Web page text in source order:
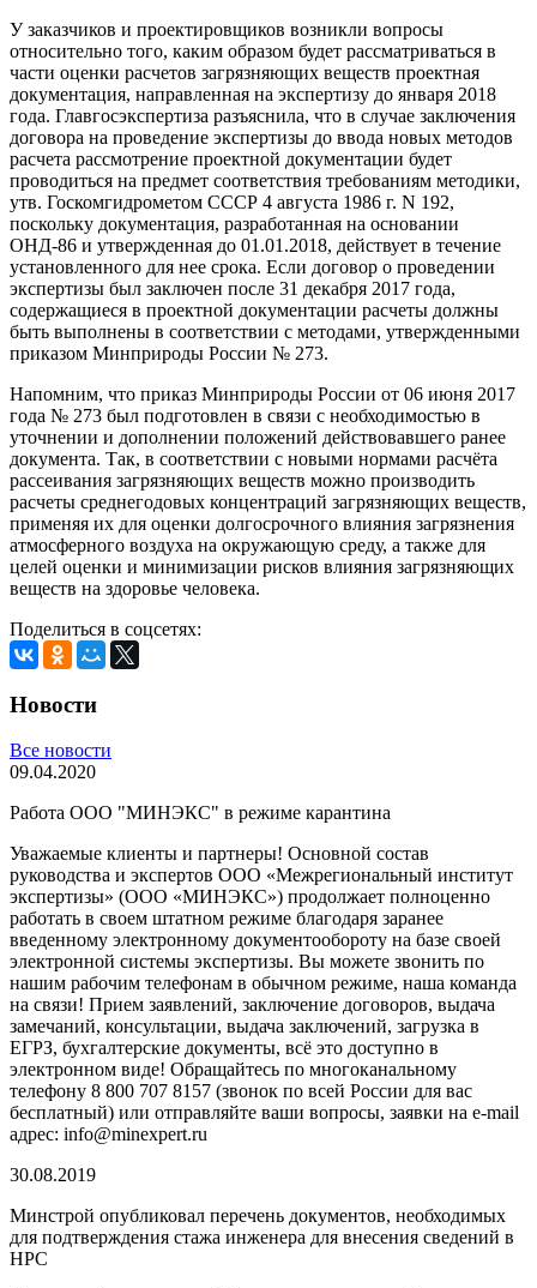
У заказчиков и проектировщиков возникли вопросы
относительно того, каким образом будет рассматриваться в
части оценки расчетов загрязняющих веществ проектная
документация, направленная на экспертизу до января 2018
года. Главгосэкспертиза разъяснила, что в случае заключения
договора на проведение экспертизы до ввода новых методов
расчета рассмотрение проектной документации будет
проводиться на предмет соответствия требованиям методики,
утв. Госкомгидрометом СССР 4 августа 1986 г. N 192,
поскольку документация, разработанная на основании
ОНД-86 и утвержденная до 01.01.2018, действует в течение
установленного для нее срока. Если договор о проведении
экспертизы был заключен после 31 декабря 2017 года,
содержащиеся в проектной документации расчеты должны
быть выполнены в соответствии с методами, утвержденными
приказом Минприроды России № 273.
Напомним, что приказ Минприроды России от 06 июня 2017
года № 273 был подготовлен в связи с необходимостью в
уточнении и дополнении положений действовавшего ранее
документа. Так, в соответствии с новыми нормами расчёта
рассеивания загрязняющих веществ можно производить
расчеты среднегодовых концентраций загрязняющих веществ,
применяя их для оценки долгосрочного влияния загрязнения
атмосферного воздуха на окружающую среду, а также для
целей оценки и минимизации рисков влияния загрязняющих
веществ на здоровье человека.
Поделиться в соцсетях:
Новости
Все новости
09.04.2020
Работа ООО "МИНЭКС" в режиме карантина
Уважаемые клиенты и партнеры! Основной состав
руководства и экспертов ООО «Межрегиональный институт
экспертизы» (ООО «МИНЭКС») продолжает полноценно
работать в своем штатном режиме благодаря заранее
введенному электронному документообороту на базе своей
электронной системы экспертизы. Вы можете звонить по
нашим рабочим телефонам в обычном режиме, наша команда
на связи! Прием заявлений, заключение договоров, выдача
замечаний, консультации, выдача заключений, загрузка в
ЕГРЗ, бухгалтерские документы, всё это доступно в
электронном виде! Обращайтесь по многоканальному
телефону 8 800 707 8157 (звонок по всей России для вас
бесплатный) или отправляйте ваши вопросы, заявки на e-mail
адрес: info@minexpert.ru
30.08.2019
Минстрой опубликовал перечень документов, необходимых
для подтверждения стажа инженера для внесения сведений в
НРС